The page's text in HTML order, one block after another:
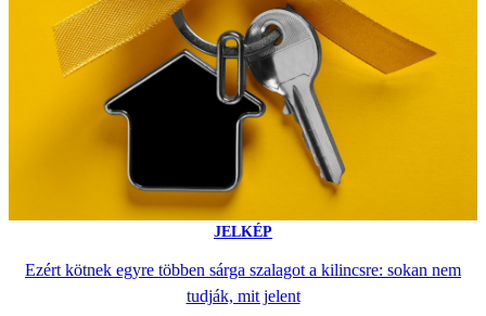
JELKÉP
Ezért kötnek egyre többen sárga szalagot a kilincsre: sokan nem
tudják, mit jelent